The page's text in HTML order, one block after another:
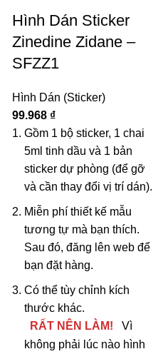
Hình Dán Sticker
Zinedine Zidane –
SFZZ1
Hình Dán (Sticker)
99.968 ₫
Gồm 1 bộ sticker, 1 chai
5ml tinh dầu và 1 bản
sticker dự phòng (để gỡ
và cần thay đổi vị trí dán).
Miễn phí thiết kế mẫu
tương tự mà bạn thích.
Sau đó, đăng lên web để
bạn đặt hàng.
Có thể tùy chỉnh kích
thước khác.
RẤT NÊN LÀM!
Vì
không phải lúc nào hình